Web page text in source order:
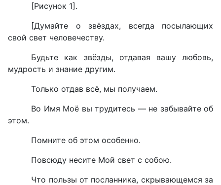
[Рисунок 1].
[Думайте о звёздах, всегда посылающих
свой свет человечеству.
Будьте как звёзды, отдавая вашу любовь,
мудрость и знание другим.
Только отдав всё, мы получаем.
Во Имя Моё вы трудитесь — не забывайте об
этом.
Помните об этом особенно.
Повсюду несите Мой свет с собою.
Что пользы от посланника, скрывающемся за